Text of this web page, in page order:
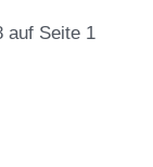
auf Seite 1